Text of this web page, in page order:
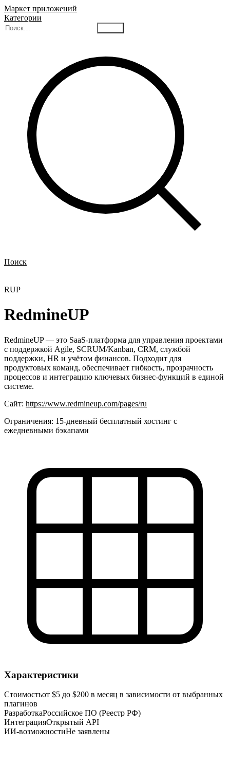
Маркет приложений
Категории
Поиск
RUP
RedmineUP
RedmineUP — это SaaS-платформа для управления проектами
с поддержкой Agile, SCRUM/Kanban, CRM, службой
поддержки, HR и учётом финансов. Подходит для
продуктовых команд, обеспечивает гибкость, прозрачность
процессов и интеграцию ключевых бизнес-функций в единой
системе.
Сайт: https://www.redmineup.com/pages/ru
Ограничения: 15‑дневный бесплатный хостинг с
ежедневными бэкапами
Характеристики
Стоимостьот $5 до $200 в месяц в зависимости от выбранных
плагинов
РазработкаРоссийское ПО (Реестр РФ)
ИнтеграцияОткрытый API
ИИ-возможностиНе заявлены